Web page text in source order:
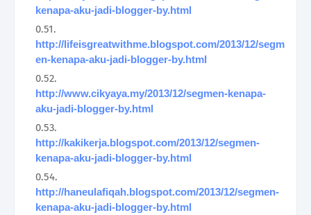
kenapa-aku-jadi-blogger-by.html
http://lifeisgreatwithme.blogspot.com/2013/12/segm
en-kenapa-aku-jadi-blogger-by.html
http://www.cikyaya.my/2013/12/segmen-kenapa-
aku-jadi-blogger-by.html
http://kakikerja.blogspot.com/2013/12/segmen-
kenapa-aku-jadi-blogger-by.html
http://haneulafiqah.blogspot.com/2013/12/segmen-
kenapa-aku-jadi-blogger-by.html